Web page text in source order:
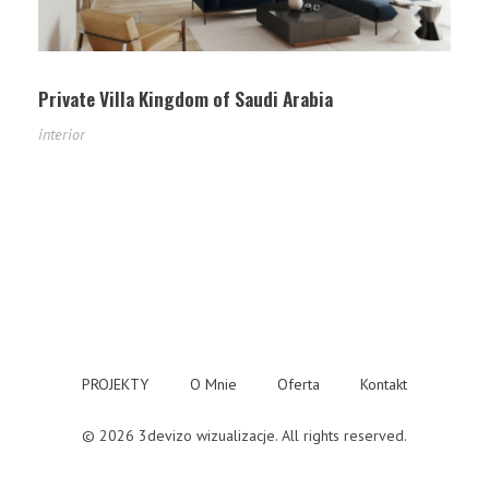
Private Villa Kingdom of Saudi Arabia
interior
PROJEKTY O Mnie Oferta Kontakt
© 2026 3devizo wizualizacje. All rights reserved.